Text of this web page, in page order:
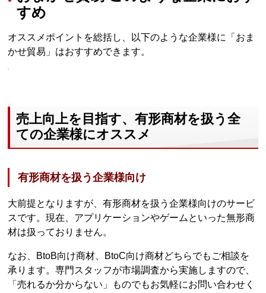
すめ
オススメポイントを総括し、以下のような企業様に「おま
かせ貿易」はおすすめできます。
売上向上を目指す、有形商材を扱う全
ての企業様にオススメ
有形商材を扱う企業様向け
大前提となりますが、有形商材を扱う企業様向けのサービ
スです。現在、アプリケーションやゲームといった無形商
材は扱っておりません。
なお、BtoB向け商材、BtoC向け商材どちらでもご相談を
承ります。専門スタッフが市場調査から実施しますので、
「売れるか分からない」ものでもお気軽にお問い合わせく